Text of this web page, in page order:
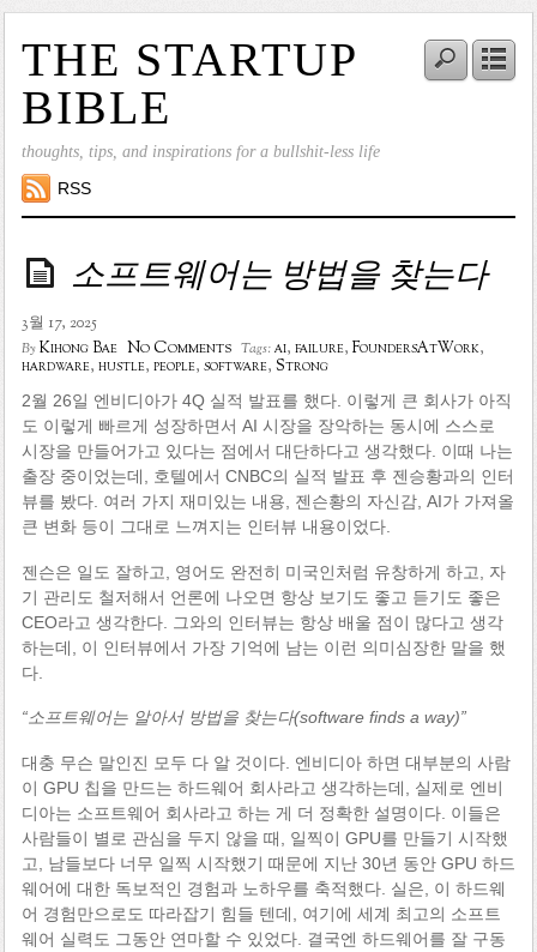
THE STARTUP
BIBLE
thoughts, tips, and inspirations for a bullshit-less life
RSS
소프트웨어는 방법을 찾는다
3월 17, 2025
ByKihong Bae No Comments Tags:ai, failure, FoundersAtWork,
hardware, hustle, people, software, Strong
2월 26일 엔비디아가 4Q 실적 발표를 했다. 이렇게 큰 회사가 아직
도 이렇게 빠르게 성장하면서 AI 시장을 장악하는 동시에 스스로
시장을 만들어가고 있다는 점에서 대단하다고 생각했다. 이때 나는
출장 중이었는데, 호텔에서 CNBC의 실적 발표 후 젠승황과의 인터
뷰를 봤다. 여러 가지 재미있는 내용, 젠슨황의 자신감, AI가 가져올
큰 변화 등이 그대로 느껴지는 인터뷰 내용이었다.
젠슨은 일도 잘하고, 영어도 완전히 미국인처럼 유창하게 하고, 자
기 관리도 철저해서 언론에 나오면 항상 보기도 좋고 듣기도 좋은
CEO라고 생각한다. 그와의 인터뷰는 항상 배울 점이 많다고 생각
하는데, 이 인터뷰에서 가장 기억에 남는 이런 의미심장한 말을 했
다.
“소프트웨어는 알아서 방법을 찾는다(software finds a way)”
대충 무슨 말인진 모두 다 알 것이다. 엔비디아 하면 대부분의 사람
이 GPU 칩을 만드는 하드웨어 회사라고 생각하는데, 실제로 엔비
디아는 소프트웨어 회사라고 하는 게 더 정확한 설명이다. 이들은
사람들이 별로 관심을 두지 않을 때, 일찍이 GPU를 만들기 시작했
고, 남들보다 너무 일찍 시작했기 때문에 지난 30년 동안 GPU 하드
웨어에 대한 독보적인 경험과 노하우를 축적했다. 실은, 이 하드웨
어 경험만으로도 따라잡기 힘들 텐데, 여기에 세계 최고의 소프트
웨어 실력도 그동안 연마할 수 있었다. 결국엔 하드웨어를 잘 구동